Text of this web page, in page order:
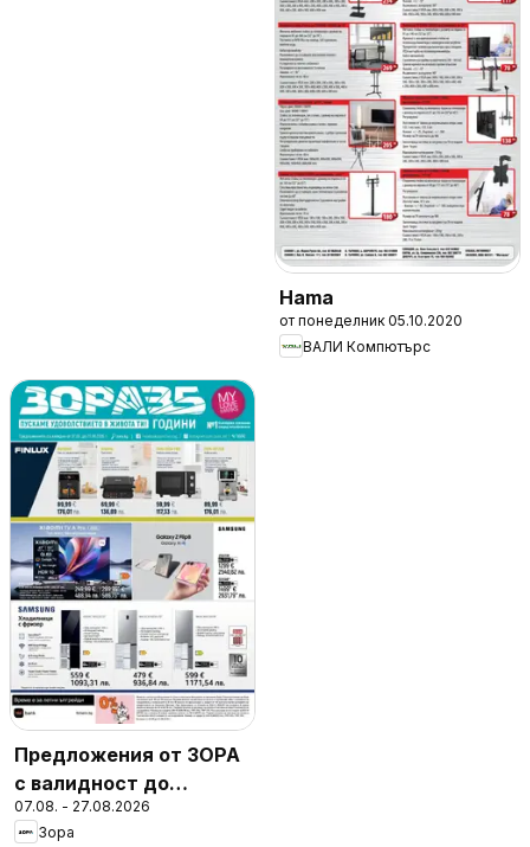
Hama
от понеделник 05.10.2020
ВАЛИ Компютърc
Предложения от ЗОРА
с валидност до
27.08.2026
07.08. - 27.08.2026
Зора